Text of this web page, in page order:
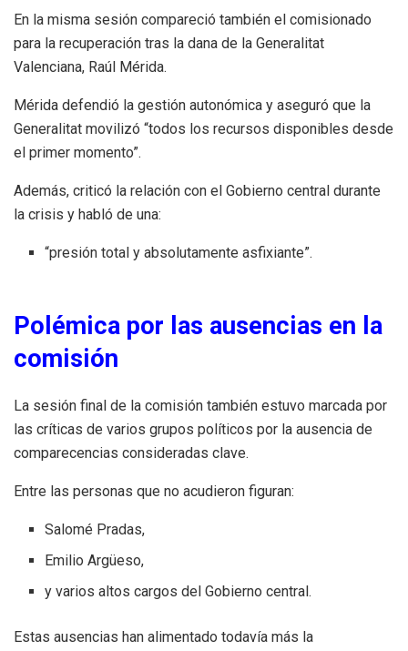
En la misma sesión compareció también el comisionado
para la recuperación tras la dana de la Generalitat
Valenciana, Raúl Mérida.
Mérida defendió la gestión autonómica y aseguró que la
Generalitat movilizó “todos los recursos disponibles desde
el primer momento”.
Además, criticó la relación con el Gobierno central durante
la crisis y habló de una:
“presión total y absolutamente asfixiante”.
Polémica por las ausencias en la
comisión
La sesión final de la comisión también estuvo marcada por
las críticas de varios grupos políticos por la ausencia de
comparecencias consideradas clave.
Entre las personas que no acudieron figuran:
Salomé Pradas,
Emilio Argüeso,
y varios altos cargos del Gobierno central.
Estas ausencias han alimentado todavía más la